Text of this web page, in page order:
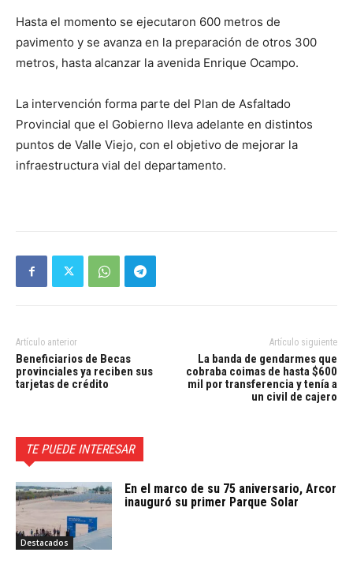
Hasta el momento se ejecutaron 600 metros de
pavimento y se avanza en la preparación de otros 300
metros, hasta alcanzar la avenida Enrique Ocampo.
La intervención forma parte del Plan de Asfaltado
Provincial que el Gobierno lleva adelante en distintos
puntos de Valle Viejo, con el objetivo de mejorar la
infraestructura vial del departamento.
Artículo anterior
Beneficiarios de Becas
provinciales ya reciben sus
tarjetas de crédito
Artículo siguiente
La banda de gendarmes que
cobraba coimas de hasta $600
mil por transferencia y tenía a
un civil de cajero
TE PUEDE INTERESAR
Destacados
En el marco de su 75 aniversario, Arcor
inauguró su primer Parque Solar